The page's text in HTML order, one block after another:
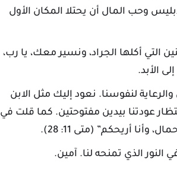
وحب المال أن يحتلا المكان الأول
التي أكلها الجراد، ونسير معك، يا رب،
الأبد.
لنفوسنا. نعود إليك مثل الابن
عودتنا بيدين مفتوحتين. كما قلت في
وأنا أريحكم” (متى 11: 28).
النور الذي تمنحه لنا. آمين.